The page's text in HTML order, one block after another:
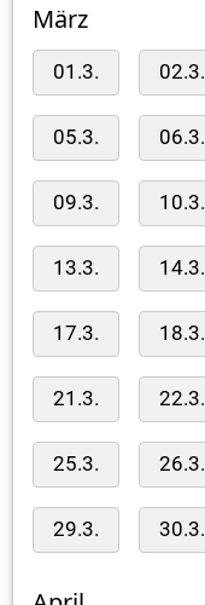
März
01.3. 02.3.
05.3. 06.3.
09.3. 10.3.
13.3. 14.3.
17.3. 18.3.
21.3. 22.3.
25.3. 26.3.
29.3. 30.3.